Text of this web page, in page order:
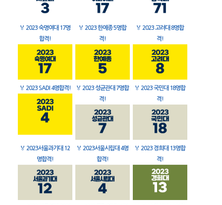
🏅 2023 숙명여대 17명
합격!
🏅 2023 한예종 5명합
격!
🏅 2023 고려대 8명합
격!
🏅 2023 SADI 4명합격! 🏅 2023 성균관대 7명합
격!
🏅 2023 국민대 18명합
격!
🏅 2023서울과기대 12
명합격!
🏅 2023서울시립대 4명
합격!
🏅 2023 경희대 13명합
격!